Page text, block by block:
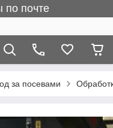
по почте
за посевами